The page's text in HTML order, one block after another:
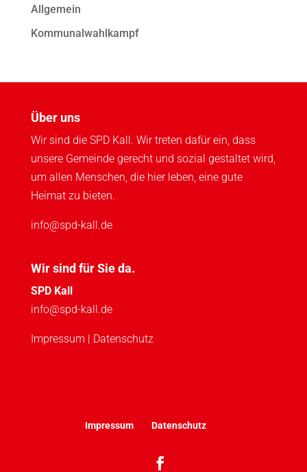
Allgemein
Kommunalwahlkampf
Über uns
Wir sind die SPD Kall. Wir treten dafür ein, dass
unsere Gemeinde gerecht und sozial gestaltet wird,
um allen Menschen, die hier leben, eine gute
Heimat zu bieten.
info@spd-kall.de
Wir sind für Sie da.
SPD Kall
info@spd-kall.de
Impressum | Datenschutz
Impressum Datenschutz